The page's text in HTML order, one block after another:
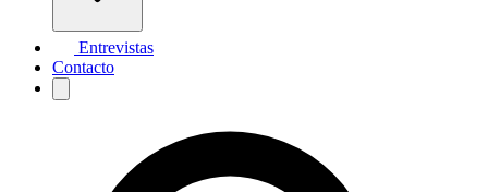
Entrevistas
Contacto